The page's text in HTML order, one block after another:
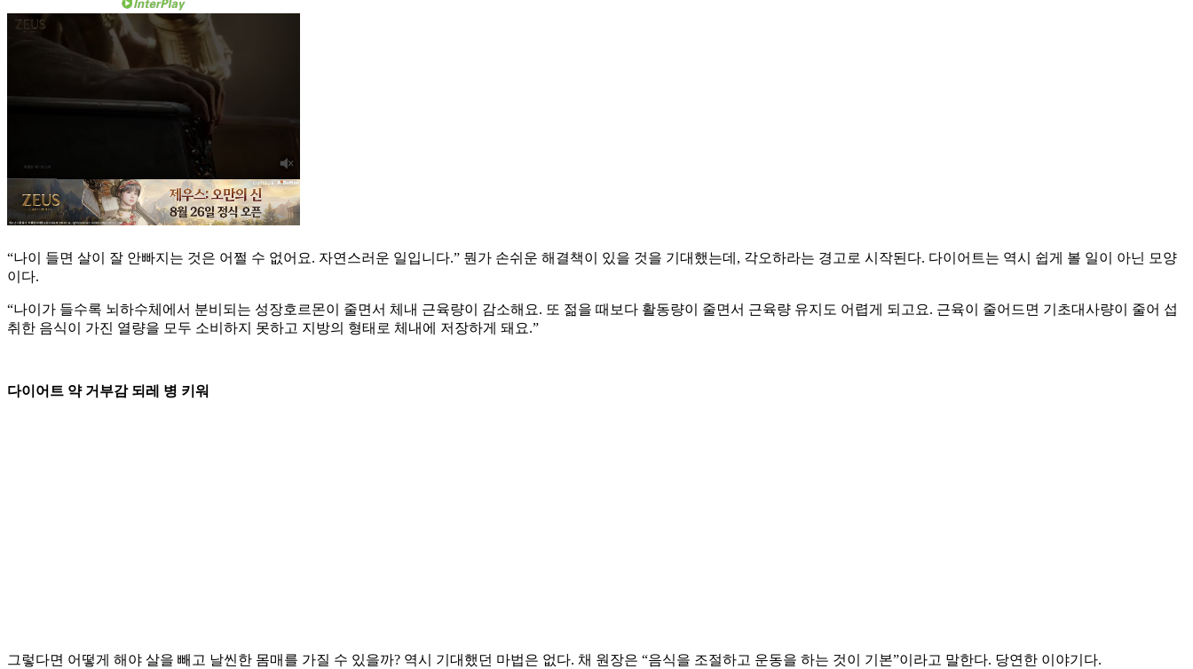
“나이 들면 살이 잘 안빠지는 것은 어쩔 수 없어요. 자연스러운 일입니다.” 뭔가 손쉬운 해결책이 있을 것을 기대했는데, 각오하라는 경고로 시작된다. 다이어트는 역시 쉽게 볼 일이 아닌 모양
이다.
“나이가 들수록 뇌하수체에서 분비되는 성장호르몬이 줄면서 체내 근육량이 감소해요. 또 젊을 때보다 활동량이 줄면서 근육량 유지도 어렵게 되고요. 근육이 줄어드면 기초대사량이 줄어 섭
취한 음식이 가진 열량을 모두 소비하지 못하고 지방의 형태로 체내에 저장하게 돼요.”
다이어트 약 거부감 되레 병 키워
그렇다면 어떻게 해야 살을 빼고 날씬한 몸매를 가질 수 있을까? 역시 기대했던 마법은 없다. 채 원장은 “음식을 조절하고 운동을 하는 것이 기본”이라고 말한다. 당연한 이야기다.